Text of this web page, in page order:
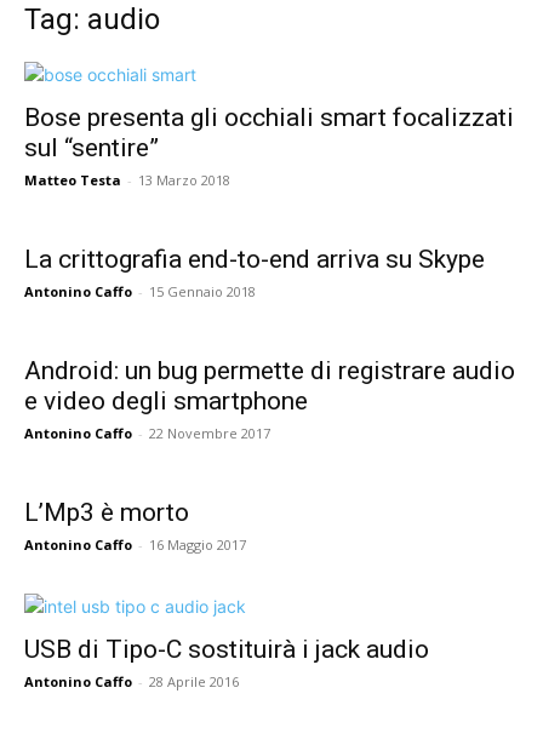
Tag: audio
Bose presenta gli occhiali smart focalizzati
sul “sentire”
Matteo Testa - 13 Marzo 2018
La crittografia end-to-end arriva su Skype
Antonino Caffo - 15 Gennaio 2018
Android: un bug permette di registrare audio
e video degli smartphone
Antonino Caffo - 22 Novembre 2017
L’Mp3 è morto
Antonino Caffo - 16 Maggio 2017
USB di Tipo-C sostituirà i jack audio
Antonino Caffo - 28 Aprile 2016